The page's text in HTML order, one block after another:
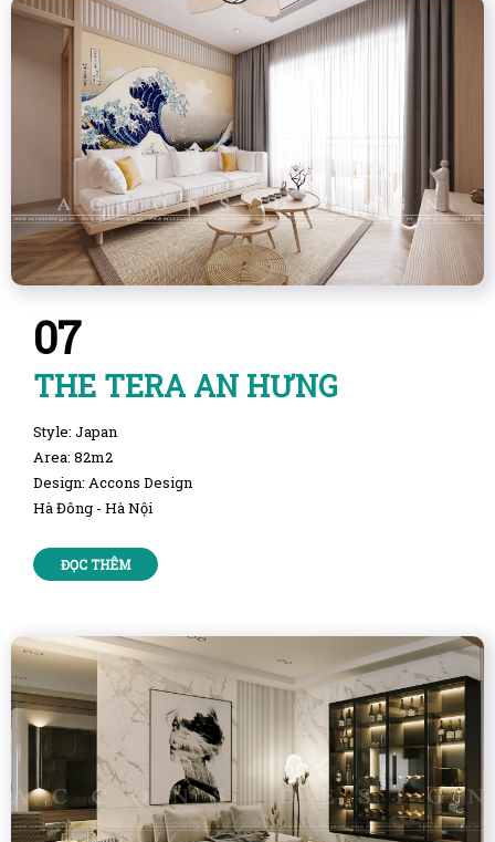
07
THE TERA AN HƯNG
Style: Japan
Area: 82m2
Design: Accons Design
Hà Đông - Hà Nội
ĐỌC THÊM